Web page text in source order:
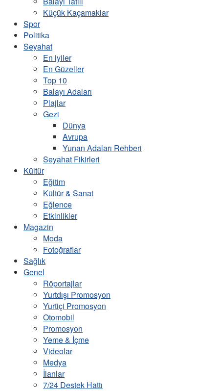
Küçük Kaçamaklar
Spor
Politika
Seyahat
En iyiler
En Güzeller
Top 10
Balayı Adaları
Plajlar
Gezi
Dünya
Avrupa
Yunan Adaları Rehberi
Seyahat Fikirleri
Kültür
Eğitim
Kültür & Sanat
Eğlence
Etkinlikler
Magazin
Moda
Fotoğraflar
Sağlık
Genel
Röportajlar
Yurtdışı Promosyon
Yurtiçi Promosyon
Otomobil
Promosyon
Yeme & İçme
Videolar
Medya
İlanlar
7/24 Destek Hattı